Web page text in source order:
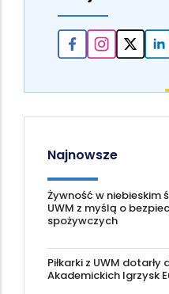
Najnowsze
Żywność w niebieskim
UWM z myślą o
spożywczych
Piłkarki z UWM dotarły
Akademickich Igrzysk